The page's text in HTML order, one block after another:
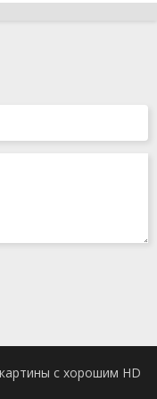
с хорошим HD